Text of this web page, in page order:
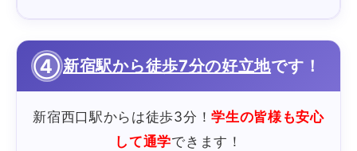
④新宿駅から徒歩7分の好立地です！
新宿西口駅からは徒歩3分！学生の皆様も安心
して通学できます！